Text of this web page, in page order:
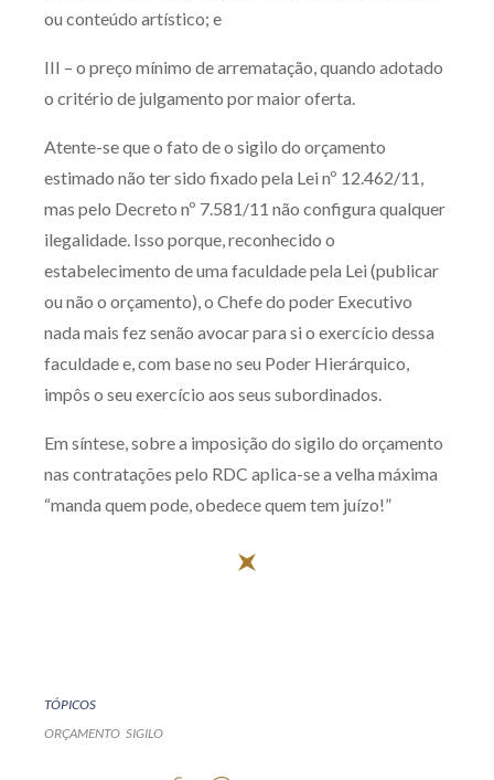
ou conteúdo artístico; e
III – o preço mínimo de arrematação, quando adotado
o critério de julgamento por maior oferta.
Atente-se que o fato de o sigilo do orçamento
estimado não ter sido fixado pela Lei nº 12.462/11,
mas pelo Decreto nº 7.581/11 não configura qualquer
ilegalidade. Isso porque, reconhecido o
estabelecimento de uma faculdade pela Lei (publicar
ou não o orçamento), o Chefe do poder Executivo
nada mais fez senão avocar para si o exercício dessa
faculdade e, com base no seu Poder Hierárquico,
impôs o seu exercício aos seus subordinados.
Em síntese, sobre a imposição do sigilo do orçamento
nas contratações pelo RDC aplica-se a velha máxima
“manda quem pode, obedece quem tem juízo!”
TÓPICOS
ORÇAMENTO SIGILO